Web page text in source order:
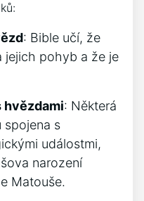
: Bible učí, že
jejich pohyb a že je
hvězdami: Některá
spojena s
událostmi,
narození
Matouše.